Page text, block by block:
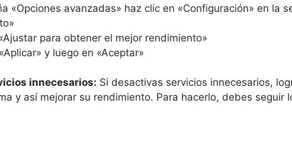
«Opciones avanzadas» haz clic en «Configuración» en la
para obtener el mejor rendimiento»
y luego en «Aceptar»
innecesarios: Si desactivas servicios innecesarios,
y así mejorar su rendimiento. Para hacerlo, debes seguir